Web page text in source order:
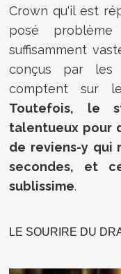
Crown qu'il est
posé
suffisamment
conçus par les
comptent sur
Toutefois, le
talentueux pour
de reviens-y qui
secondes, et
sublissime.
LE SOURIRE DU